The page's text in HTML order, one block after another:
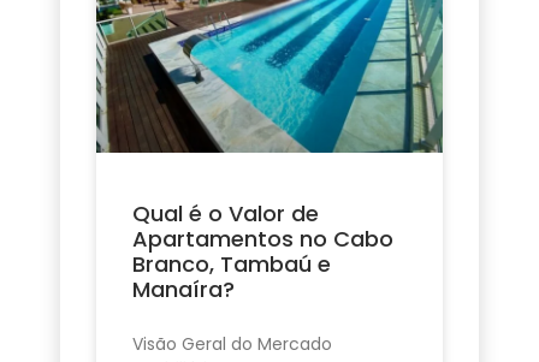
Qual é o Valor de
Apartamentos no Cabo
Branco, Tambaú e
Manaíra?
Visão Geral do Mercado